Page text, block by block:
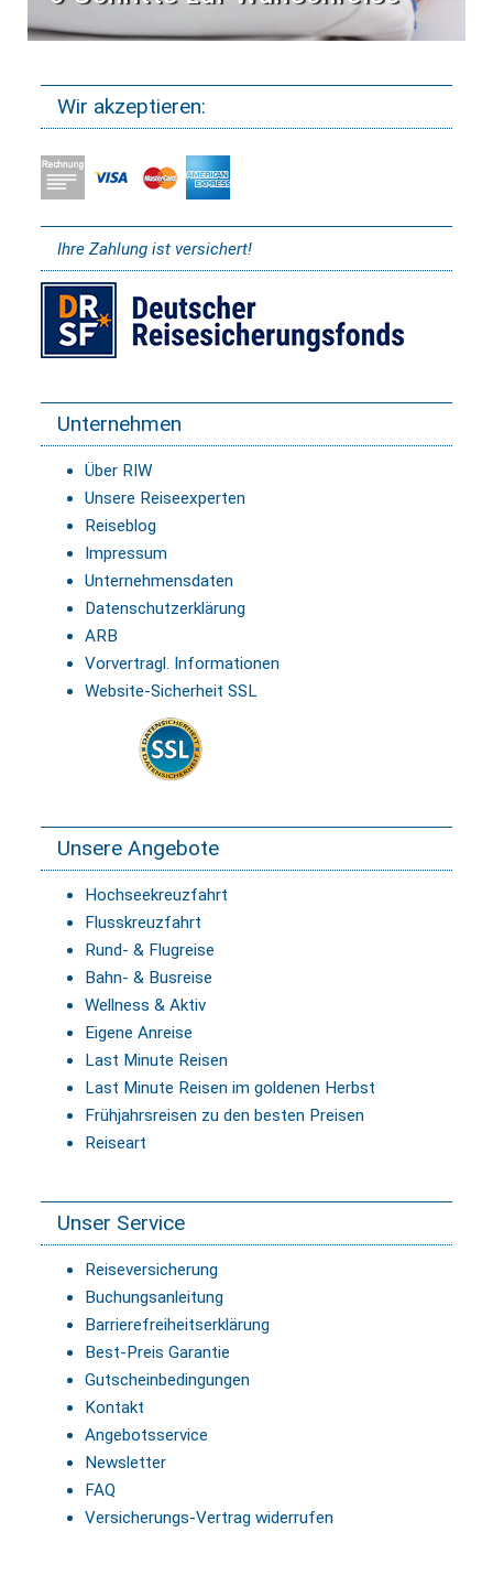
Wir akzeptieren:
Ihre Zahlung ist versichert!
Unternehmen
Über RIW
Unsere Reiseexperten
Reiseblog
Impressum
Unternehmensdaten
Datenschutzerklärung
ARB
Vorvertragl. Informationen
Website-Sicherheit SSL
Unsere Angebote
Hochseekreuzfahrt
Flusskreuzfahrt
Rund- & Flugreise
Bahn- & Busreise
Wellness & Aktiv
Eigene Anreise
Last Minute Reisen
Last Minute Reisen im goldenen Herbst
Frühjahrsreisen zu den besten Preisen
Reiseart
Unser Service
Reiseversicherung
Buchungsanleitung
Barrierefreiheitserklärung
Best-Preis Garantie
Gutscheinbedingungen
Kontakt
Angebotsservice
Newsletter
FAQ
Versicherungs-Vertrag widerrufen